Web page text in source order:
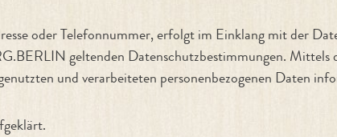
oder Telefonnummer, erfolgt im Einklang mit der
geltenden Datenschutzbestimmungen. Mittels
und verarbeiteten personenbezogenen Daten